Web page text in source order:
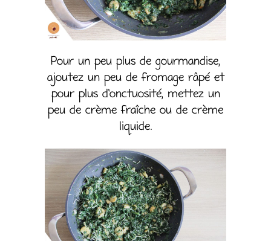
Pour un peu plus de gourmandise,
ajoutez un peu de fromage râpé et
pour plus d’onctuosité, mettez un
peu de crème fraîche ou de crème
liquide.